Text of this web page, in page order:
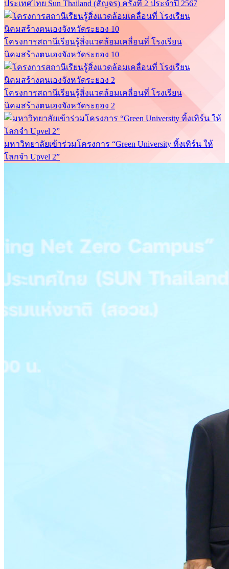
ประเทศไทย Sun Thailand (สัญจร) ครั้งที่ 2 ประจำปี 2567
โครงการสถานีเรียนรู้สิ่งแวดล้อมเคลื่อนที่ โรงเรียน
นิคมสร้างตนเองจังหวัดระยอง 10
โครงการสถานีเรียนรู้สิ่งแวดล้อมเคลื่อนที่ โรงเรียน
นิคมสร้างตนเองจังหวัดระยอง 2
มหาวิทยาลัยเข้าร่วมโครงการ “Green University ทิ้งเทิร์น ให้
โลกจำ Upvel 2”